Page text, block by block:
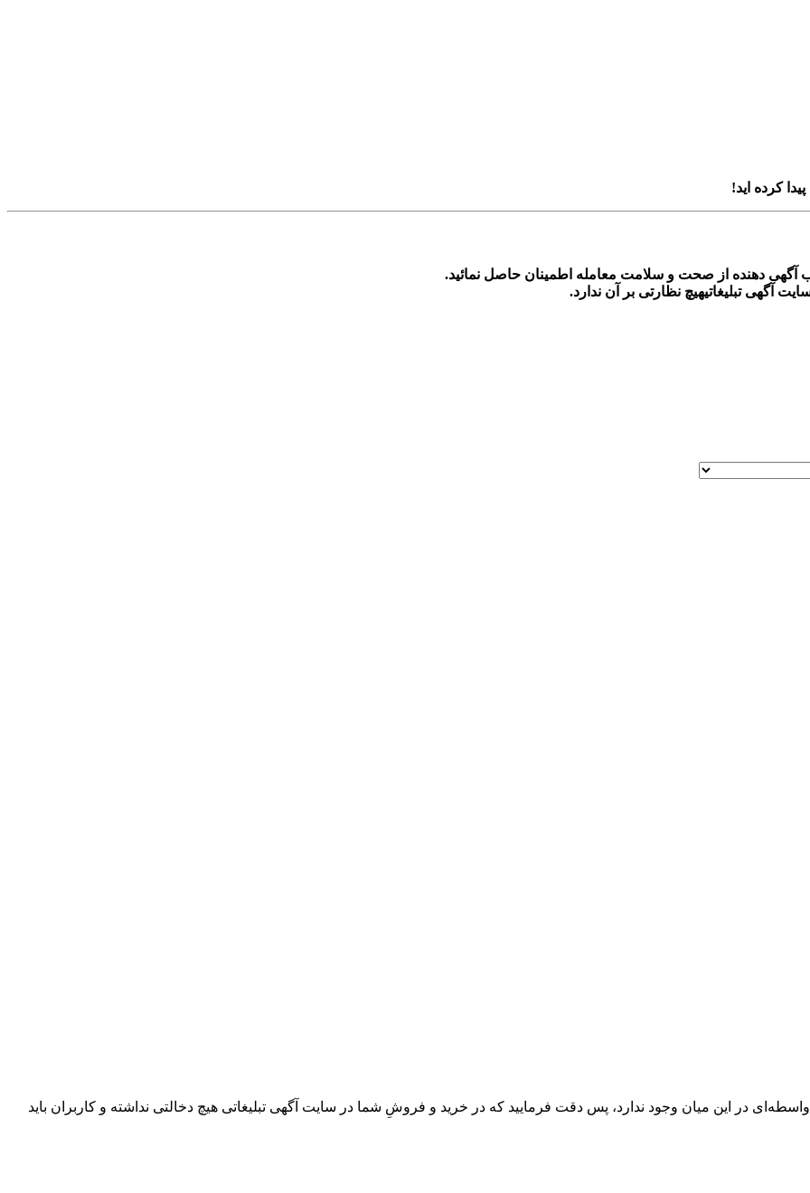
پیدا کرده اید!
آگهی دهنده از صحت و سلامت معامله اطمینان حاصل نمائید.
آگهی تبلیغاتیهیچ نظارتی بر آن ندارد.
در این میان وجود ندارد، پس دقت فرمایید که در خرید و فروشِ شما در سایت آگهی تبلیغاتی هیچ دخالتی نداشته و کاربران باید